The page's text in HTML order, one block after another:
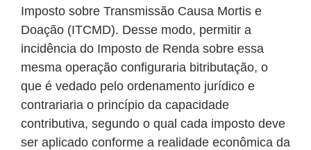
Imposto sobre Transmissão Causa Mortis e
Doação (ITCMD). Desse modo, permitir a
incidência do Imposto de Renda sobre essa
mesma operação configuraria bitributação, o
que é vedado pelo ordenamento jurídico e
contrariaria o princípio da capacidade
contributiva, segundo o qual cada imposto deve
ser aplicado conforme a realidade econômica da